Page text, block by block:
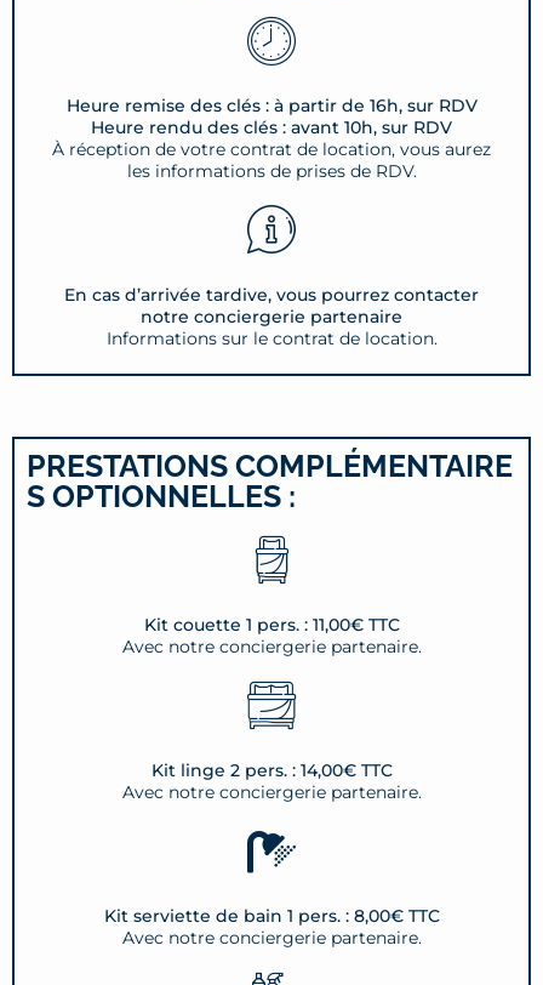
Heure remise des clés : à partir de 16h, sur RDV
Heure rendu des clés : avant 10h, sur RDV
À réception de votre contrat de location, vous aurez
les informations de prises de RDV.
En cas d’arrivée tardive, vous pourrez contacter
notre conciergerie partenaire
Informations sur le contrat de location.
PRESTATIONS COMPLÉMENTAIRE
S OPTIONNELLES :
Kit couette 1 pers. : 11,00€ TTC
Avec notre conciergerie partenaire.
Kit linge 2 pers. : 14,00€ TTC
Avec notre conciergerie partenaire.
Kit serviette de bain 1 pers. : 8,00€ TTC
Avec notre conciergerie partenaire.